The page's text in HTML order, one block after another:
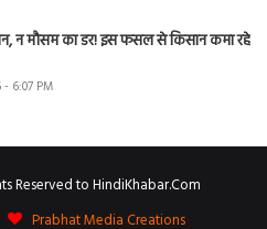
न मौसम का डर! इस फसल से किसान कमा रहे
6:07 PM
Reserved to HindiKhabar.Com
Prabhat Media Creations